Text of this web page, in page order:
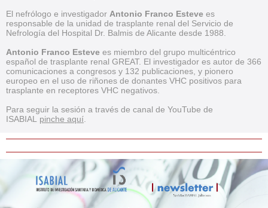
El nefrólogo e investigador Antonio Franco Esteve es
responsable de la unidad de trasplante renal del Servicio de
Nefrología del Hospital Dr. Balmis de Alicante desde 1988.
Antonio Franco Esteve es miembro del grupo multicéntrico
español de trasplante renal GREAT. El investigador es autor de 366
comunicaciones a congresos y 132 publicaciones, y pionero
europeo en el uso de riñones de donantes VHC positivos para
trasplante en receptores VHC negativos.
Para seguir la sesión a través de canal de YouTube de
ISABIAL pinche aquí